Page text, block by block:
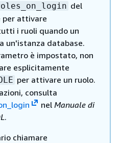
del
per attivare
i ruoli quando un
un'istanza database.
è impostato, non
esplicitamente
per attivare un ruolo.
consulta
nel Manuale di
.
chiamare